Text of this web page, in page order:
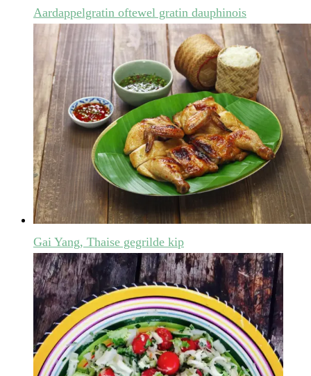
Aardappelgratin oftewel gratin dauphinois
Gai Yang, Thaise gegrilde kip